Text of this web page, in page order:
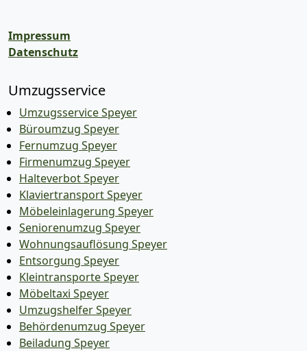
Impressum
Datenschutz
Umzugsservice
Umzugsservice Speyer
Büroumzug Speyer
Fernumzug Speyer
Firmenumzug Speyer
Halteverbot Speyer
Klaviertransport Speyer
Möbeleinlagerung Speyer
Seniorenumzug Speyer
Wohnungsauflösung Speyer
Entsorgung Speyer
Kleintransporte Speyer
Möbeltaxi Speyer
Umzugshelfer Speyer
Behördenumzug Speyer
Beiladung Speyer